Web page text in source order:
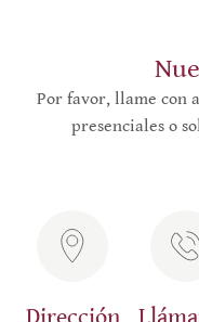
Por favor, llame con
presenciales o